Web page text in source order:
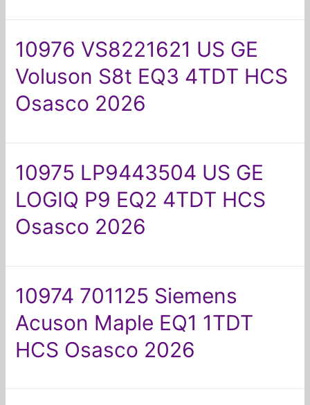
10976 VS8221621 US GE
Voluson S8t EQ3 4TDT HCS
Osasco 2026
10975 LP9443504 US GE
LOGIQ P9 EQ2 4TDT HCS
Osasco 2026
10974 701125 Siemens
Acuson Maple EQ1 1TDT
HCS Osasco 2026